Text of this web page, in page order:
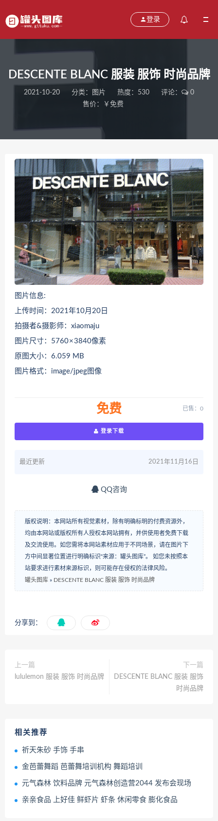
登录
DESCENTE BLANC 服装 服饰 时尚品牌
2021-10-20 分类： 图片 热度：530 评论：
0
售价：￥免费
图片信息:
上传时间：2021年10月20日
拍摄者&摄影师：xiaomaju
图片尺寸：5760 × 3840像素
原图大小：6.059 MB
图片格式：image/jpeg图像
免费 已售：0
登录下载
最近更新 2021年11月16日
QQ咨询
版权说明：本网站所有视觉素材，除有明确标明的付费资源外，
均由本网站或版权所有人授权本网站拥有，并供使用者免费下载
及交流使用。如您需将本网站素材应用于不同场景，请在图片下
方中间显著位置进行明确标识“来源：罐头图库”。 如您未按照本
站要求进行素材来源标识，则可能存在侵权的法律风险。
罐头图库 » DESCENTE BLANC 服装 服饰 时尚品牌
分享到：
上一篇
lululemon 服装 服饰 时尚品牌
下一篇
DESCENTE BLANC 服装 服饰
时尚品牌
相关推荐
祈天朱砂 手饰 手串
金芭蕾舞蹈 芭蕾舞培训机构 舞蹈培训
元气森林 饮料品牌 元气森林创造营2044 发布会现场
亲亲食品 上好佳 鲜虾片 虾条 休闲零食 膨化食品